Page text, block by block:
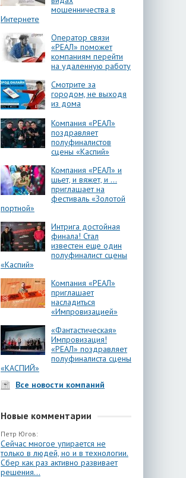
мошенничества в
Интернете
Оператор связи
«РЕАЛ» поможет
компаниям перейти
на удаленную работу
Смотрите за
городом, не выходя
из дома
Компания «РЕАЛ»
поздравляет
полуфиналистов
сцены «Каспий»
Компания «РЕАЛ» и
шьет, и вяжет, и …
приглашает на
фестиваль «Золотой
портной»
Интрига достойная
финала! Стал
известен еще один
полуфиналист сцены
«Каспий»
Компания «РЕАЛ»
приглашает
насладиться
«Импровизацией»
«Фантастическая»
Импровизация!
«РЕАЛ» поздравляет
полуфиналиста сцены
«КАСПИЙ»
Все новости компаний
Новые комментарии
Петр Югов:
Сейчас многое упирается не
только в людей, но и в технологии.
Сбер как раз активно развивает
решения...